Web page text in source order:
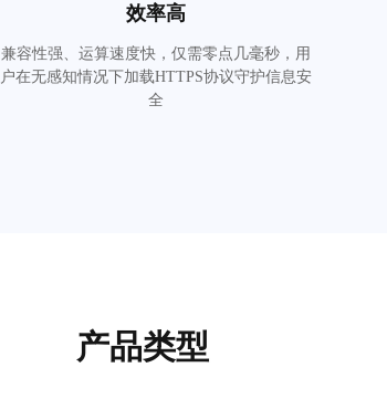
效率高
兼容性强、运算速度快，仅需零点几毫秒，用
户在无感知情况下加载HTTPS协议守护信息安
全
产品类型